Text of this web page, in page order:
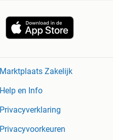
Marktplaats Zakelijk
Help en Info
Privacyverklaring
Privacyvoorkeuren